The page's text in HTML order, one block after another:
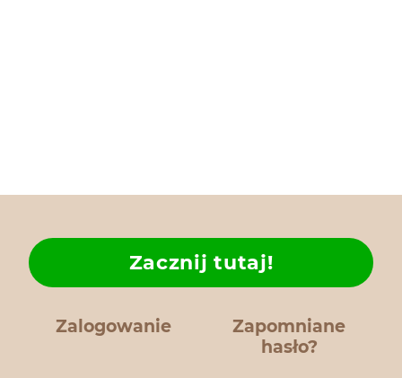
Zalogowanie
Zapomniane
hasło?
Zacznij tutaj!